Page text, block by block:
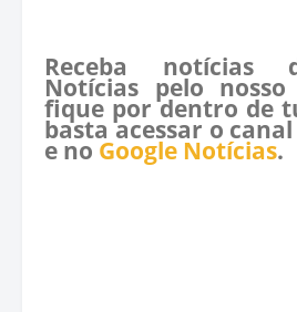
Receba notícias
Notícias pelo nosso
fique por dentro de
basta acessar o
e no Google Notícias.